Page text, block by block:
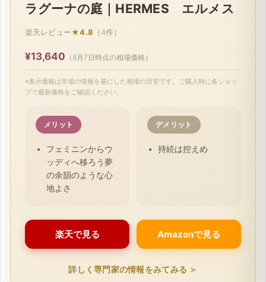
ラグーナの庭｜HERMES エルメス
楽天レビュー★4.8 （4件）
¥13,640 （8月7日時点の相場価格）
※表示価格は市場の情報を基にした相場の目安です。ご購入時に各ショッ
プで最新価格をご確認ください。
メリット
フェミニンからウ
ッディへ移ろう夢
の余韻のような心
地よさ
デメリット
持続は控えめ
楽天で見る Amazonで見る
詳しく専門家の情報をみてみる ＞